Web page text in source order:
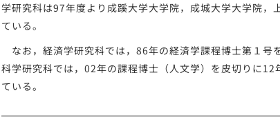
学研究科は97年度より成蹊大学大学院，成城大学大学院
ている。
なお，経済学研究科では，86年の経済学課程博士第１
科学研究科では，02年の課程博士（人文学）を皮切りに
ている。